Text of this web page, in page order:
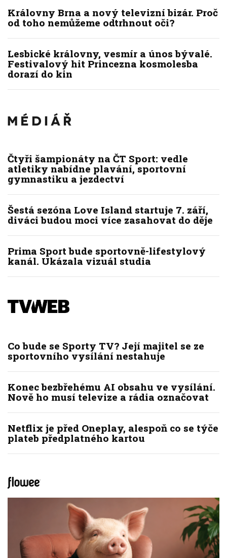
Královny Brna a nový televizní bizár. Proč
od toho nemůžeme odtrhnout oči?
Lesbické královny, vesmír a únos bývalé.
Festivalový hit Princezna kosmolesba
dorazí do kin
Čtyři šampionáty na ČT Sport: vedle
atletiky nabídne plavání, sportovní
gymnastiku a jezdectví
Šestá sezóna Love Island startuje 7. září,
diváci budou moci více zasahovat do děje
Prima Sport bude sportovně-lifestylový
kanál. Ukázala vizuál studia
Co bude se Sporty TV? Její majitel se ze
sportovního vysílání nestahuje
Konec bezbřehému AI obsahu ve vysílání.
Nově ho musí televize a rádia označovat
Netflix je před Oneplay, alespoň co se týče
plateb předplatného kartou